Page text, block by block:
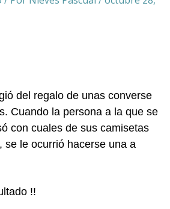
del regalo de unas converse
Cuando la persona a la que se
con cuales de sus camisetas
se le ocurrió hacerse una a
!!